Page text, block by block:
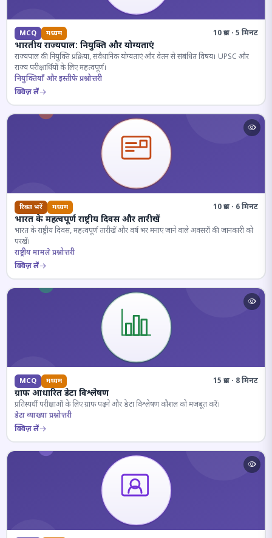
MCQ मध्यम 10 प्रश्न · 5 मिनट
भारतीय राज्यपाल: नियुक्ति और योग्यताएं
राज्यपाल की नियुक्ति प्रक्रिया, संवैधानिक योग्यताएं और वेतन से संबंधित विषय। UPSC और
राज्य परीक्षार्थियों के लिए महत्वपूर्ण।
नियुक्तियाँ और इस्तीफे प्रश्नोत्तरी
क्विज़ लें
रिक्त भरें मध्यम 10 प्रश्न · 6 मिनट
भारत के महत्वपूर्ण राष्ट्रीय दिवस और तारीखें
भारत के राष्ट्रीय दिवस, महत्वपूर्ण तारीखें और वर्ष भर मनाए जाने वाले अवसरों की जानकारी को
परखें।
राष्ट्रीय मामले प्रश्नोत्तरी
क्विज़ लें
MCQ मध्यम 15 प्रश्न · 8 मिनट
ग्राफ आधारित डेटा विश्लेषण
प्रतिस्पर्धी परीक्षाओं के लिए ग्राफ पढ़ने और डेटा विश्लेषण कौशल को मजबूत करें।
डेटा व्याख्या प्रश्नोत्तरी
क्विज़ लें